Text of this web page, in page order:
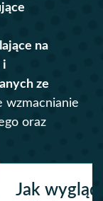
na
i
ze
wzmacnianie
oraz
Jak